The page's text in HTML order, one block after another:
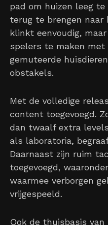
pad om huizen leeg
terug te brengen
klinkt eenvoudig,
spelers te maken met
gemuteerde
obstakels.
Met de volledige
content toegevoegd.
dan twaalf extra
als laboratoria,
Daarnaast zijn ruim
toegevoegd,
waarmee verborgen
vrijgespeeld.
Ook de thuisbasis